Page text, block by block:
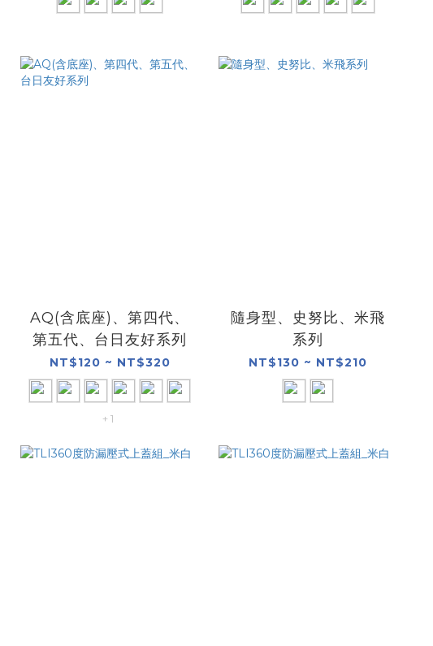
AQ(含底座)、第四代、
第五代、台日友好系列
NT$120 ~ NT$320
+ 1
隨身型、史努比、米飛
系列
NT$130 ~ NT$210